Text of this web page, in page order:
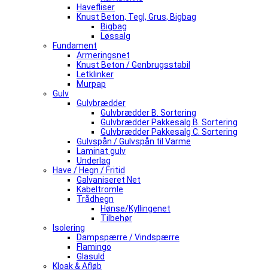
Havefliser
Knust Beton, Tegl, Grus, Bigbag
Bigbag
Løssalg
Fundament
Armeringsnet
Knust Beton / Genbrugsstabil
Letklinker
Murpap
Gulv
Gulvbrædder
Gulvbrædder B. Sortering
Gulvbrædder Pakkesalg B. Sortering
Gulvbrædder Pakkesalg C. Sortering
Gulvspån / Gulvspån til Varme
Laminat gulv
Underlag
Have / Hegn / Fritid
Galvaniseret Net
Kabeltromle
Trådhegn
Hønse/Kyllingenet
Tilbehør
Isolering
Dampspærre / Vindspærre
Flamingo
Glasuld
Kloak & Afløb